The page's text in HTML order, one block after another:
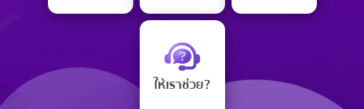
ให้เราช่วย?